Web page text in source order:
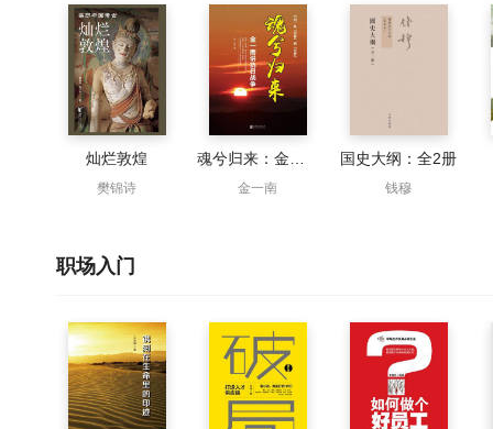
灿烂敦煌
樊锦诗 金一南
国史大纲：全2册
钱穆
职场入门